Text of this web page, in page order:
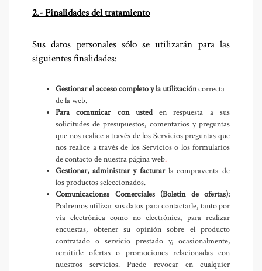
2.- Finalidades del tratamiento
Sus datos personales sólo se utilizarán para las
siguientes finalidades:
Gestionar el acceso completo y la utilizacióncorrecta
de la web.
Para comunicar con usteden respuesta a sus
solicitudes de presupuestos, comentarios y preguntas
que nos realice a través de los Servicios preguntas que
nos realice a través de los Servicios o los formularios
de contacto de nuestra página web.
Gestionar, administrar y facturarla compraventa de
los productos seleccionados.
Comunicaciones Comerciales (Boletín de ofertas):
Podremos utilizar sus datos para contactarle, tanto por
vía electrónica como no electrónica, para realizar
encuestas, obtener su opinión sobre el producto
contratado o servicio prestado y, ocasionalmente,
remitirle ofertas o promociones relacionadas con
nuestros servicios. Puede revocar en cualquier